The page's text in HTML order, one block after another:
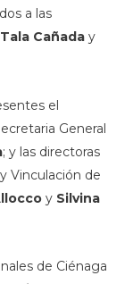
a las
Tala Cañaday
el
General
; y las directoras
Vinculación de
y Silvina
de Ciénaga